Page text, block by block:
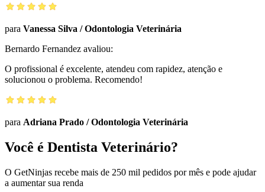
para Vanessa Silva /Odontologia Veterinária
Bernardo Fernandez avaliou:
O profissional é excelente, atendeu com rapidez, atenção e
solucionou o problema. Recomendo!
para Adriana Prado /Odontologia Veterinária
Você é Dentista Veterinário?
O GetNinjas recebe mais de 250 mil pedidos por mês e pode ajudar
a aumentar sua renda